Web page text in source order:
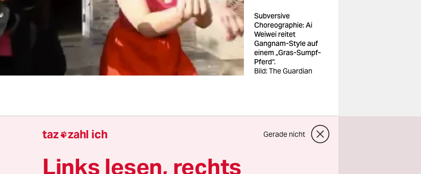
Subversive
Choreographie: Ai
Weiwei reitet
Gangnam-Style auf
einem „Gras-Sumpf-
Pferd“.
Bild: The Guardian
in schwarzem Sakko und rosa T-Shirt wuchtet
Körper zu einem schrillen Techno-Beat
seine überkreuzten Arme in typischer
taz zahl ich Gerade nicht
Links lesen, rechts